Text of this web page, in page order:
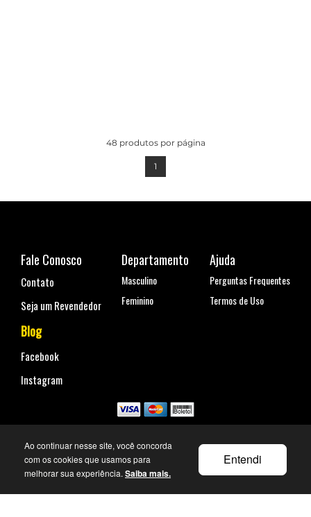
Ao continuar nesse site, você concorda
com os cookies que usamos para
melhorar sua experiência. Saiba mais.
Entendi
48 produtos por página
1
Fale Conosco
Contato
Seja um Revendedor
Blog
Facebook
Instagram
Departamento
Masculino
Feminino
Ajuda
Perguntas Frequentes
Termos de Uso
CNPJ: 29.059.200/0001-00
Rua Coronel Antônio Marcelo, nº 110, Belenzinho - São Paulo, SP
faleconosco@urbane.com.br